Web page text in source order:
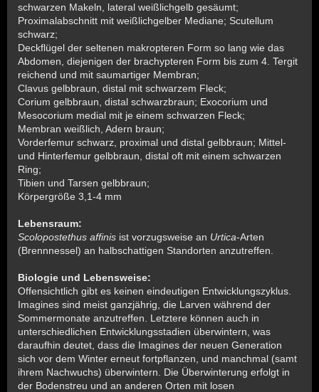
schwarzen Makeln, lateral weißlichgelb gesäumt;
Proximalabschnitt mit weißlichgelber Mediane; Scutellum
schwarz;
Deckflügel der seltenen makropteren Form so lang wie das
Abdomen, diejenigen der brachypteren Form bis zum 4. Tergit
reichend und mit saumartiger Membran;
Clavus gelbbraun, distal mit schwarzem Fleck;
Corium gelbbraun, distal schwarzbraun; Exocorium und
Mesocorium medial mit je einem schwarzen Fleck;
Membran weißlich, Adern braun;
Vorderfemur schwarz, proximal und distal gelbbraun; Mittel-
und Hinterfemur gelbbraun, distal oft mit einem schwarzen
Ring;
Tibien und Tarsen gelbbraun;
Körpergröße 3,1-4 mm
Lebensraum:
Scolopostethus affinis ist vorzugsweise an Urtica-Arten
(Brennnessel) an halbschattigen Standorten anzutreffen.
Biologie und Lebensweise:
Offensichtlich gibt es keinen eindeutigen Entwicklungszyklus.
Imagines sind meist ganzjährig, die Larven während der
Sommermonate anzutreffen. Letztere können auch in
unterschiedlichen Entwicklungsstadien überwintern, was
daraufhin deutet, dass die Imagines der neuen Generation
sich vor dem Winter erneut fortpflanzen, und manchmal (samt
ihrem Nachwuchs) überwintern. Die Überwinterung erfolgt in
der Bodenstreu und an anderen Orten mit losen